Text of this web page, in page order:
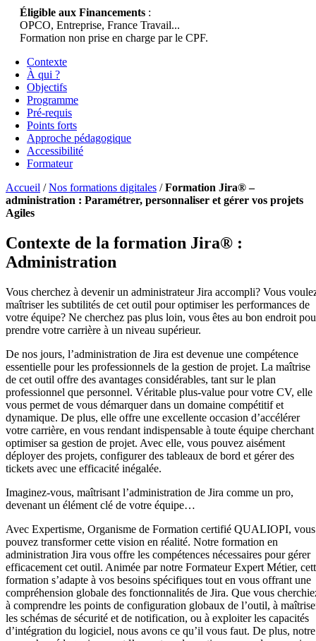
Éligible aux Financements :
OPCO, Entreprise, France Travail...
Formation non prise en charge par le CPF.
Contexte
À qui ?
Objectifs
Programme
Pré-requis
Points forts
Approche pédagogique
Accessibilité
Formateur
Accueil /Nos formations digitales /Formation Jira® –
administration : Paramétrer, personnaliser et gérer vos projets
Agiles
Contexte de la formation Jira® :
Administration
Vous cherchez à devenir un administrateur Jira accompli? Vous
maîtriser les subtilités de cet outil pour optimiser les performances de
votre équipe? Ne cherchez pas plus loin, vous êtes au bon endroit
prendre votre carrière à un niveau supérieur.
De nos jours, l’administration de Jira est devenue une compétence
essentielle pour les professionnels de la gestion de projet. La maîtrise
de cet outil offre des avantages considérables, tant sur le plan
professionnel que personnel. Véritable plus-value pour votre CV, elle
vous permet de vous démarquer dans un domaine compétitif et
dynamique. De plus, elle offre une excellente occasion d’accélérer
votre carrière, en vous rendant indispensable à toute équipe cherchant
optimiser sa gestion de projet. Avec elle, vous pouvez aisément
déployer des projets, configurer des tableaux de bord et gérer des
tickets avec une efficacité inégalée.
Imaginez-vous, maîtrisant l’administration de Jira comme un pro,
devenant un élément clé de votre équipe…
Avec Expertisme, Organisme de Formation certifié QUALIOPI, vous
pouvez transformer cette vision en réalité. Notre formation en
administration Jira vous offre les compétences nécessaires pour gérer
efficacement cet outil. Animée par notre Formateur Expert Métier,
formation s’adapte à vos besoins spécifiques tout en vous offrant une
compréhension globale des fonctionnalités de Jira. Que vous
à comprendre les points de configuration globaux de l’outil, à
les schémas de sécurité et de notification, ou à exploiter les capacités
d’intégration du logiciel, nous avons ce qu’il vous faut. De plus, notre